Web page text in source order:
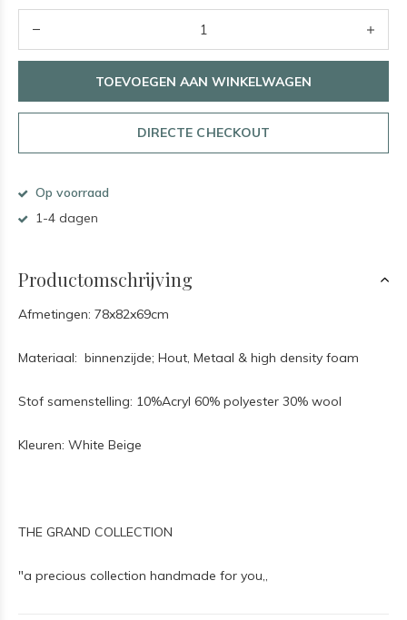
TOEVOEGEN AAN WINKELWAGEN
DIRECTE CHECKOUT
Op voorraad
1-4 dagen
Productomschrijving
Afmetingen: 78x82x69cm
Materiaal: binnenzijde; Hout, Metaal & high density foam
Stof samenstelling: 10%Acryl 60% polyester 30% wool
Kleuren: White Beige
THE GRAND COLLECTION
"a precious collection handmade for you,,